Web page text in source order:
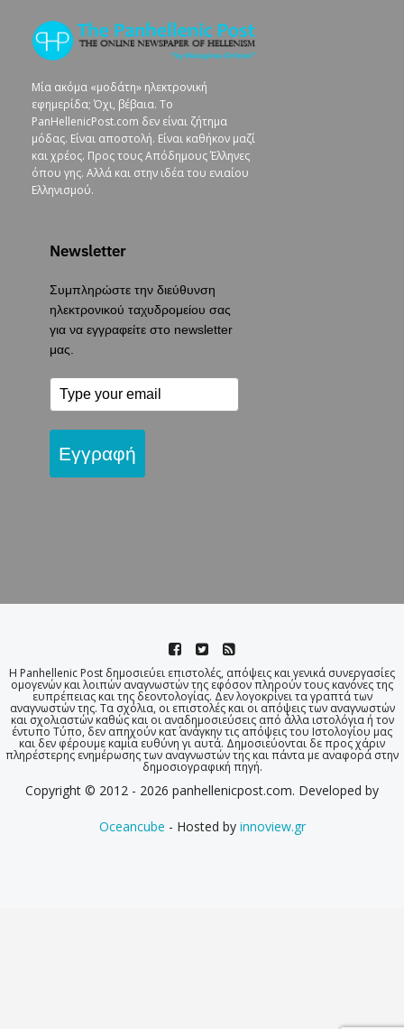
Μία ακόμα «μοδάτη» ηλεκτρονική
εφημερίδα; Όχι, βέβαια. To
PanHellenicPost.com δεν είναι ζήτημα
μόδας. Είναι αποστολή. Είναι καθήκον μαζί
και χρέος. Προς τους Απόδημους Έλληνες
όπου γης. Αλλά και στην ιδέα του ενιαίου
Ελληνισμού.
Newsletter
Συμπληρώστε την διεύθυνση
ηλεκτρονικού ταχυδρομείου σας
για να εγγραφείτε στο newsletter
μας.
Εγγραφή
Η Panhellenic Post δημοσιεύει επιστολές, απόψεις και γενικά συνεργασίες
ομογενών και λοιπών αναγνωστών της εφόσον πληρούν τους κανόνες της
ευπρέπειας και της δεοντολογίας. Δεν λογοκρίνει τα γραπτά των
αναγνωστών της. Τα σχόλια, οι επιστολές και οι απόψεις των αναγνωστών
και σχολιαστών καθώς και οι αναδημοσιεύσεις από άλλα ιστολόγια ή τον
έντυπο Τύπο, δεν απηχούν κατ΄ ανάγκην τις απόψεις του Ιστολογίου μας
και δεν φέρουμε καμία ευθύνη γι αυτά. Δημοσιεύονται δε προς χάριν
πληρέστερης ενημέρωσης των αναγνωστών της και πάντα με αναφορά στην
δημοσιογραφική πηγή.
Copyright © 2012 - 2026 panhellenicpost.com. Developed by
Oceancube - Hosted by innoview.gr